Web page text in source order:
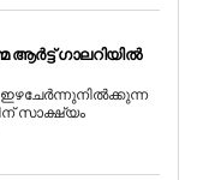
ആർട്ട് ഗാലറിയിൽ
സാക്ഷ്യം